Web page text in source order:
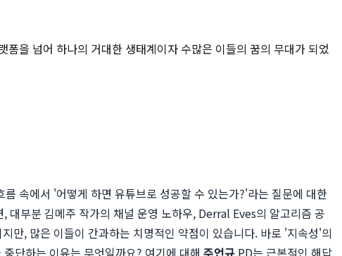
을 넘어 하나의 거대한 생태계이자 수많은 이들의 꿈의 무대가 되었
속에서 '어떻게 하면 유튜브로 성공할 수 있는가?'라는 질문에 대한
대부분 김메주 작가의 채널 운영 노하우, Derral Eves의 알고리즘 공
만, 많은 이들이 간과하는 치명적인 약점이 있습니다. 바로 '지속성'의
단하는 이유는 무엇일까요? 여기에 대해 주언규 PD는 근본적인 해답